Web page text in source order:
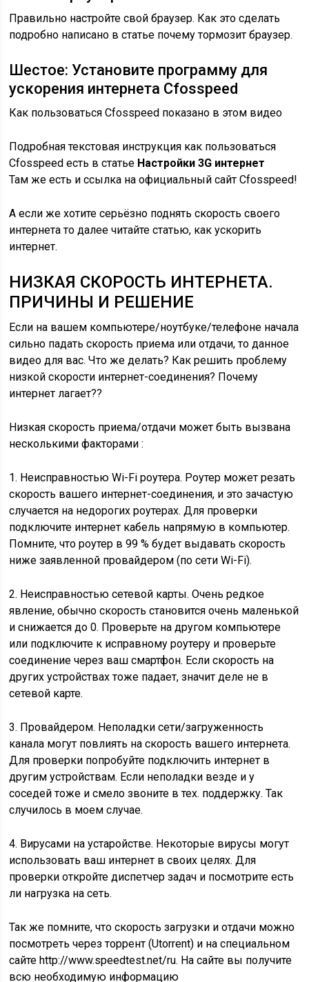
Правильно настройте свой браузер. Как это сделать
подробно написано в статье почему тормозит браузер.
Шестое: Установите программу для
ускорения интернета Cfosspeed
Как пользоваться Cfosspeed показано в этом видео
Подробная текстовая инструкция как пользоваться
Cfosspeed есть в статье Настройки 3G интернет
Там же есть и ссылка на официальный сайт Cfosspeed!
А если же хотите серьёзно поднять скорость своего
интернета то далее читайте статью, как ускорить
интернет.
НИЗКАЯ СКОРОСТЬ ИНТЕРНЕТА.
ПРИЧИНЫ И РЕШЕНИЕ
Если на вашем компьютере/ноутбуке/телефоне начала
сильно падать скорость приема или отдачи, то данное
видео для вас. Что же делать? Как решить проблему
низкой скорости интернет-соединения? Почему
интернет лагает??
Низкая скорость приема/отдачи может быть вызвана
несколькими факторами :
1. Неисправностью Wi-Fi роутера. Роутер может резать
скорость вашего интернет-соединения, и это зачастую
случается на недорогих роутерах. Для проверки
подключите интернет кабель напрямую в компьютер.
Помните, что роутер в 99 % будет выдавать скорость
ниже заявленной провайдером (по сети Wi-Fi).
2. Неисправностью сетевой карты. Очень редкое
явление, обычно скорость становится очень маленькой
и снижается до 0. Проверьте на другом компьютере
или подключите к исправному роутеру и проверьте
соединение через ваш смартфон. Если скорость на
других устройствах тоже падает, значит деле не в
сетевой карте.
3. Провайдером. Неполадки сети/загруженность
канала могут повлиять на скорость вашего интернета.
Для проверки попробуйте подключить интернет в
другим устройствам. Если неполадки везде и у
соседей тоже и смело звоните в тех. поддержку. Так
случилось в моем случае.
4. Вирусами на устаройстве. Некоторые вирусы могут
использовать ваш интернет в своих целях. Для
проверки откройте диспетчер задач и посмотрите есть
ли нагрузка на сеть.
Так же помните, что скорость загрузки и отдачи можно
посмотреть через торрент (Utorrent) и на специальном
сайте http://www.speedtest.net/ru. На сайте вы получите
всю необходимую информацию